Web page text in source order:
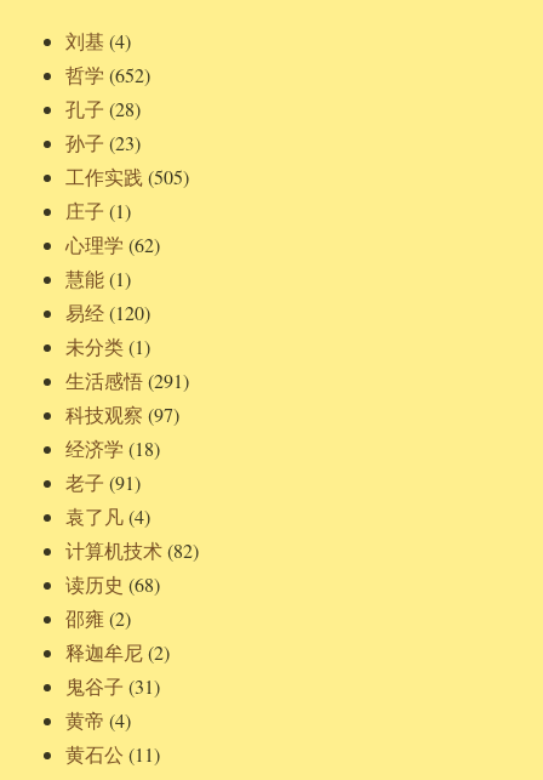
刘基 (4)
哲学 (652)
孔子 (28)
孙子 (23)
工作实践 (505)
庄子 (1)
心理学 (62)
慧能(1)
易经(120)
未分类(1)
生活感悟(291)
科技观察 (97)
经济学 (18)
老子 (91)
袁了凡(4)
计算机技术(82)
读历史 (68)
邵雍 (2)
释迦牟尼(2)
鬼谷子 (31)
黄帝 (4)
黄石公 (11)